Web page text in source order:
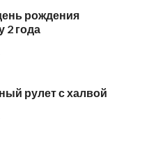
рождения
2 года
рулет с халвой